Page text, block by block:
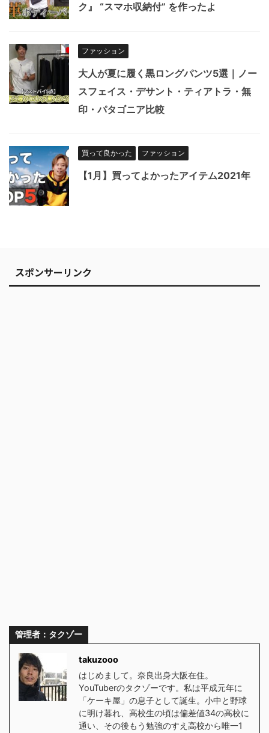
ク』 “スマホ収納付” を作ったよ
ファッション
大人が夏に履く黒ロングパンツ5選｜ノー
スフェイス・デサント・ティアトラ・無
印・パタゴニア比較
買って良かった ファッション
【1月】買ってよかったアイテム2021年
スポンサーリンク
管理者：タクゾー
takuzooo
はじめまして。奈良出身大阪在住。
YouTuberのタクゾーです。私は平成元年に
「ケーキ屋」の息子として誕生。小中と野球
に明け暮れ、高校生の頃は偏差値34の高校に
通い、その後もう勉強のすえ高校から唯一1